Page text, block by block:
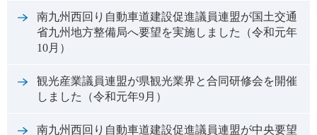
南九州西回り自動車道建設促進議員連盟が国土交通
省九州地方整備局へ要望を実施しました（令和元年
10月）
観光産業議員連盟が県観光業界と合同研修会を開催
しました（令和元年9月）
南九州西回り自動車道建設促進議員連盟が中央要望